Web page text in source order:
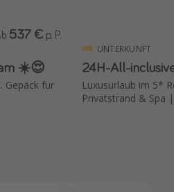
☀️😍
Gepäck für
537 € p. P.
UNTERKUNFT
24H-All-
Luxusurlaub im 5*
Privatstrand & Spa